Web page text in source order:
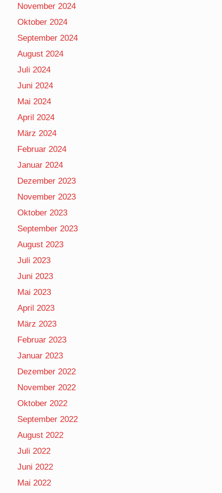
November 2024
Oktober 2024
September 2024
August 2024
Juli 2024
Juni 2024
Mai 2024
April 2024
März 2024
Februar 2024
Januar 2024
Dezember 2023
November 2023
Oktober 2023
September 2023
August 2023
Juli 2023
Juni 2023
Mai 2023
April 2023
März 2023
Februar 2023
Januar 2023
Dezember 2022
November 2022
Oktober 2022
September 2022
August 2022
Juli 2022
Juni 2022
Mai 2022